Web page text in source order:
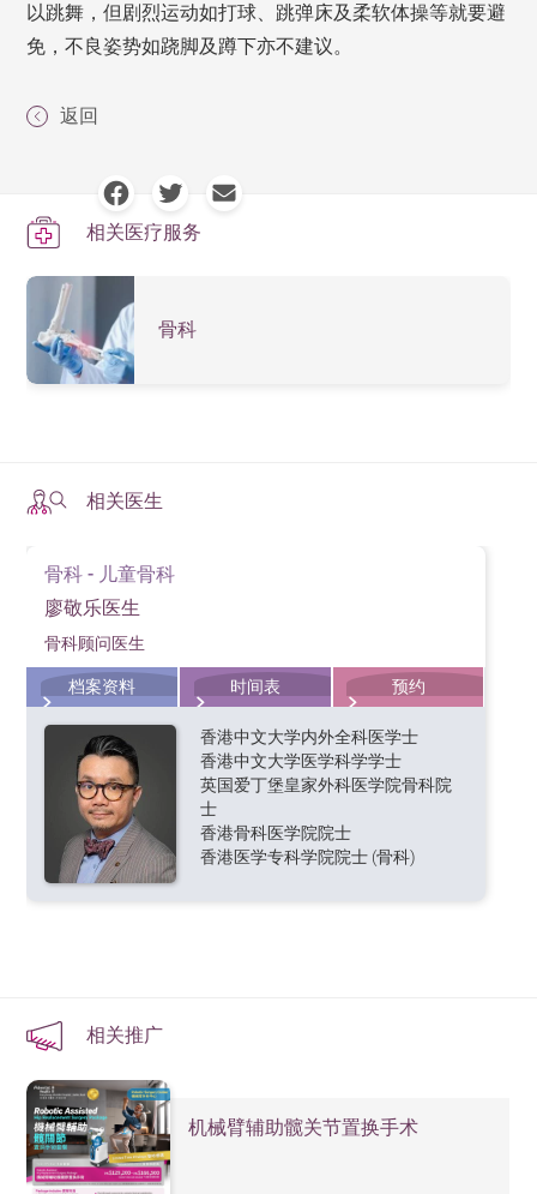
以跳舞，但剧烈运动如打球、跳弹床及柔软体操等就要避
免，不良姿势如跷脚及蹲下亦不建议。
返回
相关医疗服务
骨科
相关医生
骨科 - 儿童骨科
廖敬乐医生
骨科顾问医生
档案资料 时间表 预约
香港中文大学内外全科医学士
香港中文大学医学科学学士
英国爱丁堡皇家外科医学院骨科院
士
香港骨科医学院院士
香港医学专科学院院士 (骨科)
相关推广
机械臂辅助髋关节置换手术